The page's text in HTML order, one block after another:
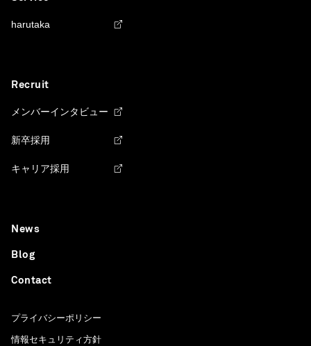
harutaka
Recruit
メンバーインタビュー
新卒採用
キャリア採用
News
Blog
Contact
プライバシーポリシー
情報セキュリティ方針